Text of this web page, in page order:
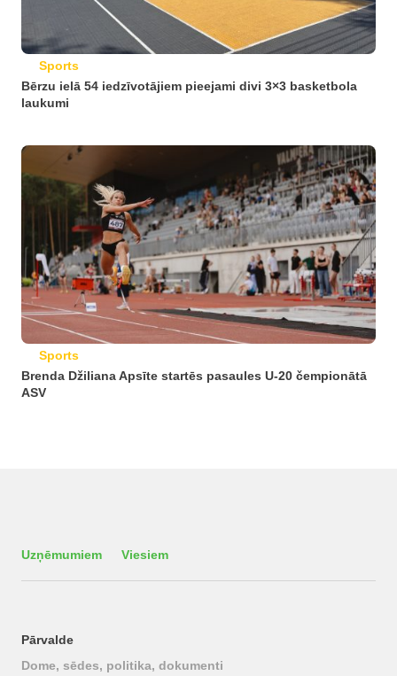
Sports
Bērzu ielā 54 iedzīvotājiem pieejami divi 3×3 basketbola
laukumi
Sports
Brenda Džiliana Apsīte startēs pasaules U-20 čempionātā
ASV
Uzņēmumiem Viesiem
Pārvalde
Dome, sēdes, politika, dokumenti